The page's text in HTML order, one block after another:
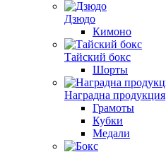
Дзюдо
Кимоно
Тайский бокс
Шорты
Наградна продукция
Грамоты
Кубки
Медали